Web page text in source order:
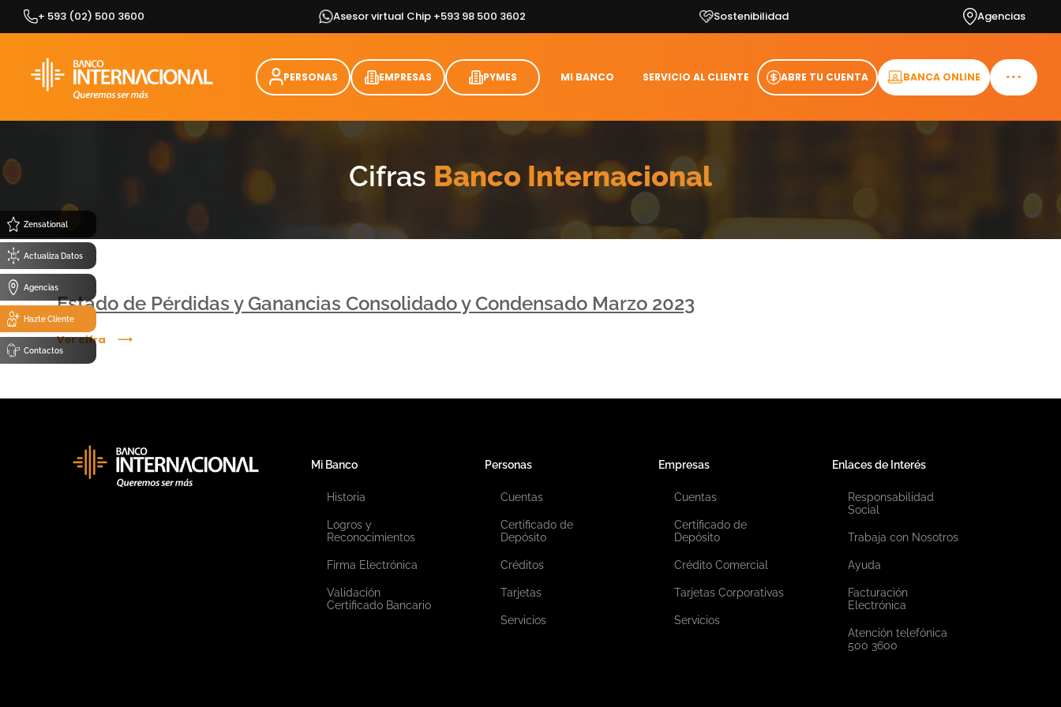
Zensational
Actualiza Datos
Agencias
Hazte Cliente
Contactos
Skip
+ 593 (02) 500 3600 Asesor virtual Chip +593 98 500 3602 Sostenibilidad Agencias
PERSONAS EMPRESAS PYMES MI BANCO SERVICIO AL CLIENTE ABRE TU CUENTA BANCA ONLINE
Cifras Banco Internacional
Estado de Pérdidas y Ganancias Consolidado y Condensado Marzo 2023
Ver cifra
Mi Banco
Historia
Logros y
Reconocimientos
Firma Electrónica
Validación
Certificado Bancario
Personas
Cuentas
Certificado de
Depósito
Créditos
Tarjetas
Servicios
Empresas
Cuentas
Certificado de
Depósito
Crédito Comercial
Tarjetas Corporativas
Servicios
Enlaces de Interés
Responsabilidad
Social
Trabaja con Nosotros
Ayuda
Facturación
Electrónica
Atención telefónica
500 3600